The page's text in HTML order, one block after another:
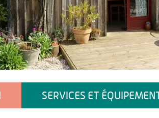
SERVICES ET